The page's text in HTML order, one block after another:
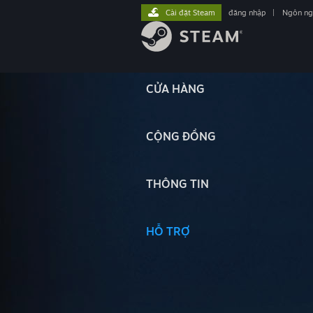
CỬA HÀNG
CỘNG ĐỒNG
THÔNG TIN
HỖ TRỢ
Cài đặt Steam đăng nhập Ngôn